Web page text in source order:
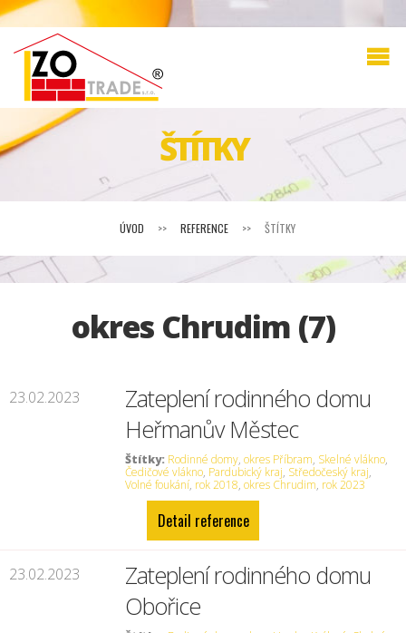
ŠTÍTKY
ÚVOD >> REFERENCE >> ŠTÍTKY
okres Chrudim (7)
23.02.2023
Zateplení rodinného domu
Heřmanův Městec
Štítky: Rodinné domy,okres Příbram, Skelné vlákno,
Čedičové vlákno, Pardubický kraj, Středočeský kraj,
Volné foukání, rok 2018,okres Chrudim, rok 2023
Detail reference
23.02.2023
Zateplení rodinného domu
Obořice